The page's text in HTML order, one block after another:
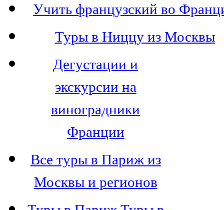
Учить французский во
Туры в Ниццу из Москвы
Дегустации и
экскурсии на
виноградники
Франции
Все туры в Париж из
Москвы и регионов